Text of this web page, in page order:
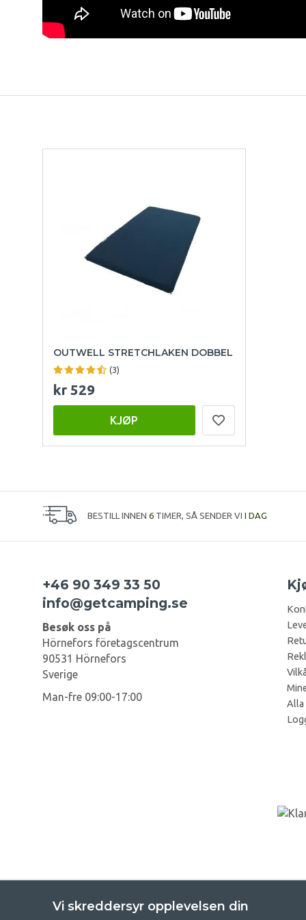
OUTWELL STRETCHLAKEN DOBBEL
(3)
kr 529
KJØP
BESTILL INNEN 6 TIMER, SÅ SENDER VI I DAG
+46 90 349 33 50
info@getcamping.se
Besøk oss på
Hörnefors företagscentrum
90531 Hörnefors
Sverige
Man-fre 09:00-17:00
Alla
Vi skreddersyr opplevelsen din